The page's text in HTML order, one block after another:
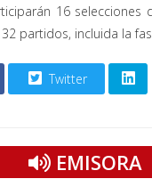
16 selecciones
partidos, incluida la
Twitter
EMISORA